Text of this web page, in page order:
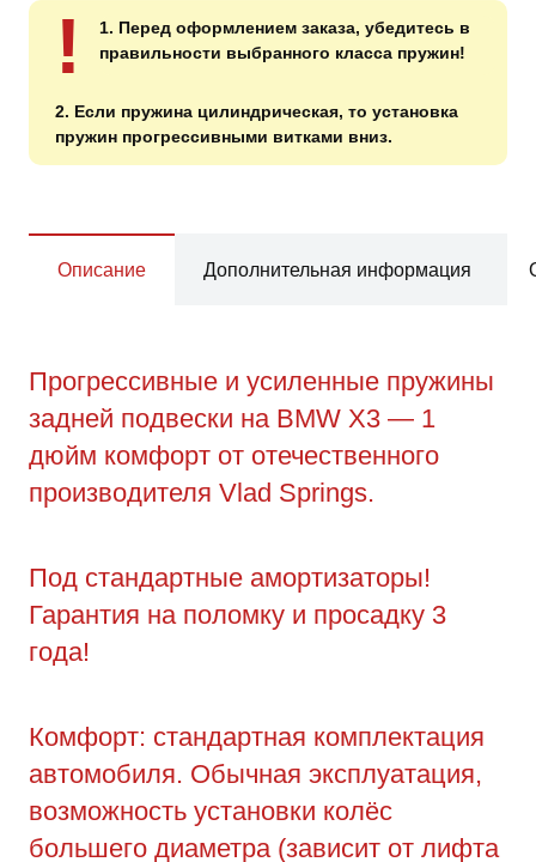
!
1. Перед оформлением заказа, убедитесь в
правильности выбранного класса пружин!
2. Если пружина цилиндрическая, то установка
пружин прогрессивными витками вниз.
Описание Дополнительная информация
Прогрессивные и усиленные пружины
задней подвески на BMW X3 — 1
дюйм комфорт от отечественного
производителя Vlad Springs.
Под стандартные амортизаторы!
Гарантия на поломку и просадку 3
года!
Комфорт: стандартная комплектация
автомобиля. Обычная эксплуатация,
возможность установки колёс
большего диаметра (зависит от лифта